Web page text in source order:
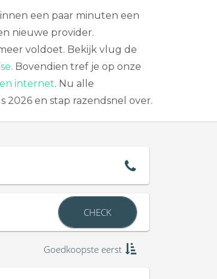
een paar minuten een
nieuwe provider.
voldoet. Bekijk vlug de
Bovendien tref je op onze
internet. Nu alle
en stap razendsnel over.
CHECK
Goedkoopste eerst